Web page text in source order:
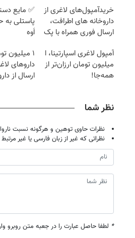
خریدآمپول‌های لاغری از
داروخانه های اطرافت،
ارسال فوری همراه با پک
✅ مایع
پاستلی به
اَوه
آمپول لاغری اسپارتینا، ا
میلیون تومان ارزان‌تر از
همه‌جا!
۱ میلیون
داروهای
ارسال از
نظر شما
نظرات حاوی توهین و هرگونه نسبت
نظراتی که غیر از زبان فارسی یا غیر
* لطفا حاصل عبارت را در جعبه متن روبرو